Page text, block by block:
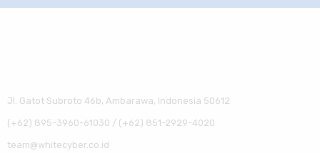
Jl. Gatot Subroto 46b, Ambarawa, Indonesia 50612
(+62) 895-3960-61030 / (+62) 851-2929-4020
team@whitecyber.co.id